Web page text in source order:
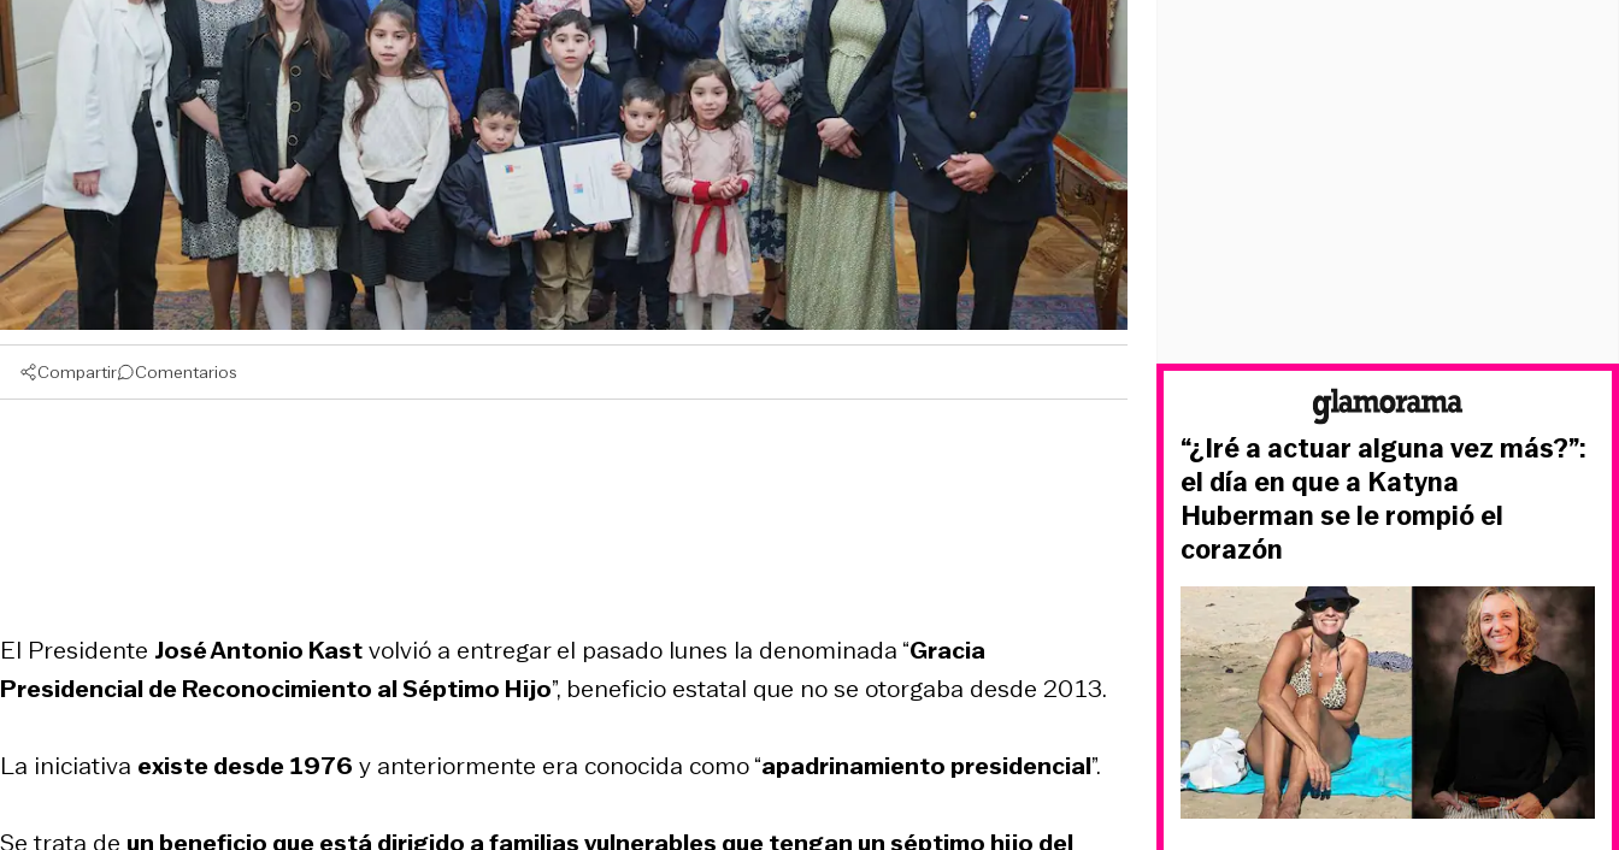
Compartir Comentarios
El Presidente José Antonio Kastvolvió a entregar el pasado lunes la denominada “Gracia
Presidencial de Reconocimiento al Séptimo Hijo”, beneficio estatal que no se otorgaba desde 2013.
La iniciativa existe desde 1976 y anteriormente era conocida como “apadrinamiento presidencial”.
Se trata de un beneficio que está dirigido a familias vulnerables que tengan un séptimo hijo del
“¿Iré a actuar alguna vez más?”:
el día en que a Katyna
Huberman se le rompió el
corazón